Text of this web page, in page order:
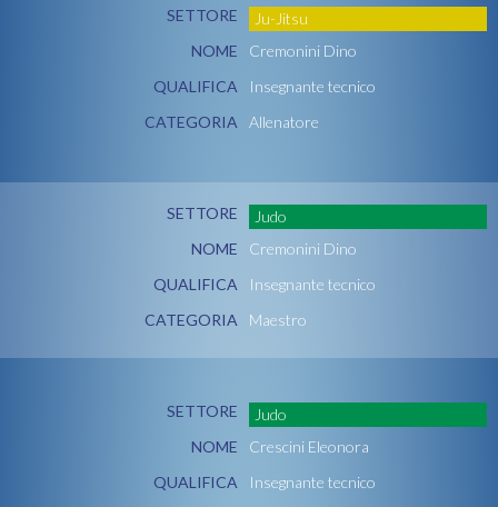
SETTORE
Ju-Jitsu
NOME
Cremonini Dino
QUALIFICA
Insegnante tecnico
CATEGORIA Allenatore
SETTORE
Judo
NOME
Cremonini Dino
QUALIFICA
Insegnante tecnico
CATEGORIA
Maestro
SETTORE
Judo
NOME
Crescini Eleonora
QUALIFICA
Insegnante tecnico